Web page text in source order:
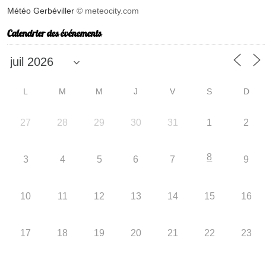
Météo Gerbéviller © meteocity.com
Calendrier des événements
L M M J V S D
27 28 29 30 31 1 2
3 4 5 6 7 8 9
10 11 12 13 14 15 16
17 18 19 20 21 22 23